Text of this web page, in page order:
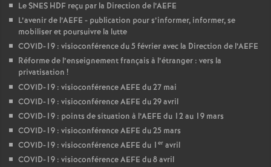
Le SNES HDF reçu par la Direction de l’AEFE
L’avenir de l’AEFE - publication pour s’informer, informer, se
mobiliser et poursuivre la lutte
COVID-19 : visioconférence du 5 février avec la Direction de l’AEFE
Réforme de l’enseignement français à l’étranger : vers la
privatisation !
COVID-19 : visioconférence AEFE du 27 mai
COVID-19 : visioconférence AEFE du 29 avril
COVID-19 : points de situation à l’AEFE du 12 au 19 mars
COVID-19 : visioconférence AEFE du 25 mars
COVID-19 : visioconférence AEFE du 1 er avril
COVID-19 : visioconférence AEFE du 8 avril